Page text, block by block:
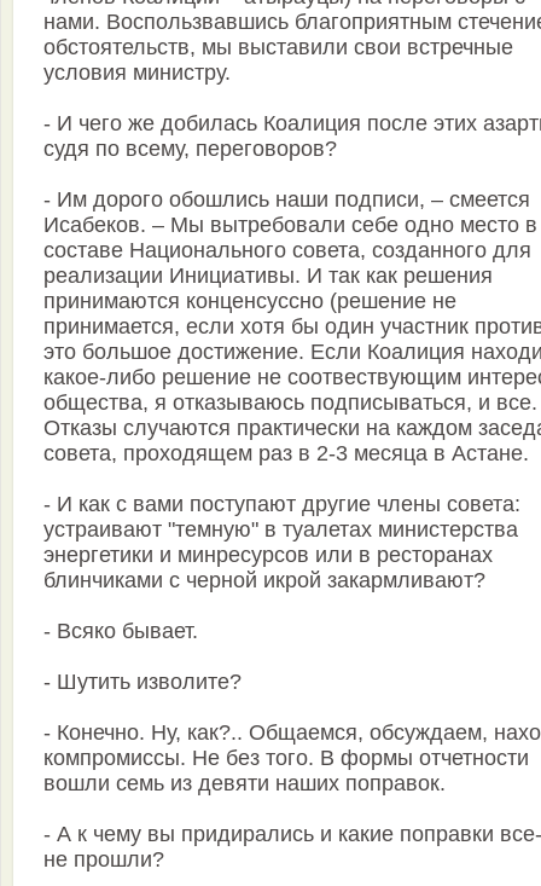
нами. Воспользвавшись благоприятным
обстоятельств, мы выставили свои встречные
условия министру.
- И чего же добилась Коалиция после этих
судя по всему, переговоров?
- Им дорого обошлись наши подписи, – смеется
Исабеков. – Мы вытребовали себе одно место в
составе Национального совета, созданного для
реализации Инициативы. И так как решения
принимаются конценсуссно (решение не
принимается, если хотя бы один участник
это большое достижение. Если Коалиция
какое-либо решение не соотвествующим
общества, я отказываюсь подписываться, и все.
Отказы случаются практически на каждом
совета, проходящем раз в 2-3 месяца в Астане.
- И как с вами поступают другие члены совета:
устраивают "темную" в туалетах министерства
энергетики и минресурсов или в ресторанах
блинчиками с черной икрой закармливают?
- Всяко бывает.
- Шутить изволите?
- Конечно. Ну, как?.. Общаемся, обсуждаем,
компромиссы. Не без того. В формы отчетности
вошли семь из девяти наших поправок.
- А к чему вы придирались и какие поправки
не прошли?